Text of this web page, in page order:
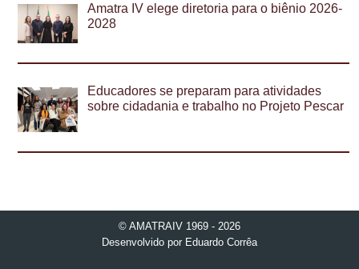
Amatra IV elege diretoria para o biênio 2026-
2028
Educadores se preparam para atividades
sobre cidadania e trabalho no Projeto Pescar
© AMATRAIV 1969 - 2026
Desenvolvido por Eduardo Corrêa